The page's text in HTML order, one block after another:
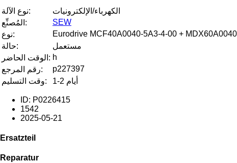
نوع الآلة:
الكهرباء/الإلكترونيات
المُصنِّع:
SEW
نوع:
Eurodrive MCF40A0040-5A3-4-00 +
حالة:
مستعمل
الوقت الحاضر: h
رقم المرجع:
p227397
وقت التسليم:
1-2 أيام
ID: P0226415
1542
2025-05-21
Ersatzteil
Reparatur